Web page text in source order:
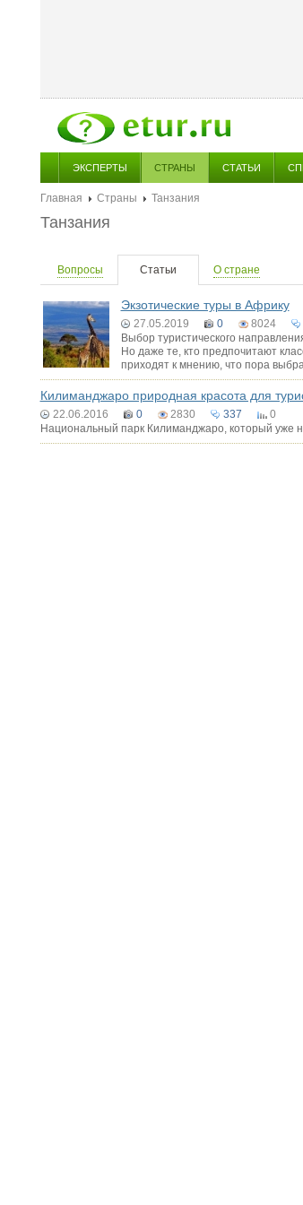
ЭКСПЕРТЫ СТРАНЫ СТАТЬИ
Главная Страны
Танзания
Танзания
Вопросы Статьи О стране
Экзотические туры в Африку
27.05.2019 0 8024
Выбор туристического
Но даже те, кто предпочитают
приходят к мнению, что пора
Килиманджаро природная красота для
22.06.2016 0 2830 337
0
Национальный парк Килиманджаро, который уже